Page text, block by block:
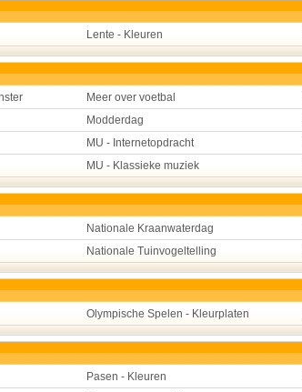
Lente - Kleuren
Meer over voetbal
Modderdag
MU - Internetopdracht
MU - Klassieke muziek
Nationale Kraanwaterdag
Nationale Tuinvogeltelling
Olympische Spelen - Kleurplaten
Pasen - Kleuren